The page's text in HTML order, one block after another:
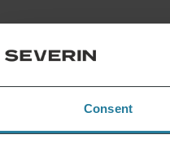
Consent